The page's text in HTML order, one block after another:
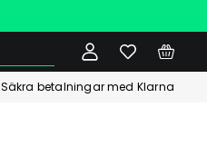
Sök
Säkra betalningar med Klarna